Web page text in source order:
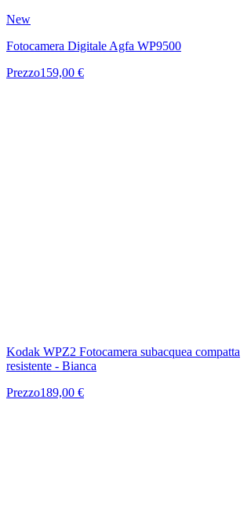
New
Fotocamera Digitale Agfa WP9500
Prezzo159,00 €
Kodak WPZ2 Fotocamera subacquea compatta
resistente - Bianca
Prezzo189,00 €